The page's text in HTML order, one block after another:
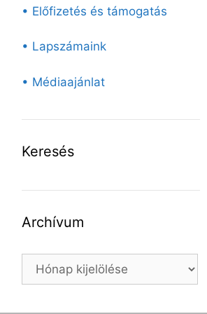
• Előfizetés és támogatás
• Lapszámaink
• Médiaajánlat
Keresés
Archívum
Archívum